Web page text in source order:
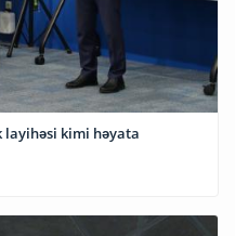
layihəsi kimi həyata